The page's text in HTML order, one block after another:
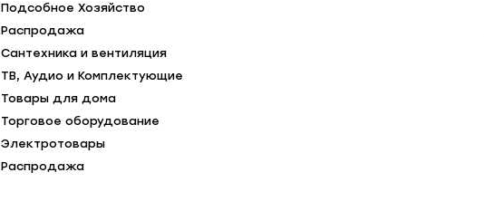
Подсобное Хозяйство
Распродажа
Сантехника и вентиляция
ТВ, Аудио и Комплектующие
Товары для дома
Торговое оборудование
Электротовары
Распродажа